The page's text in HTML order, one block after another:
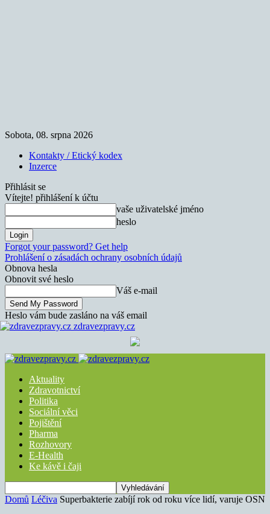
Sobota, 08. srpna 2026
Kontakty / Etický kodex
Inzerce
Přihlásit se
Vítejte! přihlášení k účtu
vaše uživatelské jméno
heslo
Forgot your password? Get help
Prohlášení o zásadách ochrany osobních údajů
Obnova hesla
Obnovit své heslo
Váš e-mail
Heslo vám bude zasláno na váš email
zdravezpravy.cz
Aktuality
Zdravotnictví
Politika
Sociální věci
Pojištění
Pharma
Rozhovory
E-Health
Ke kávě i čaji
Domů Léčiva Superbakterie zabíjí rok od roku více lidí, varuje OSN